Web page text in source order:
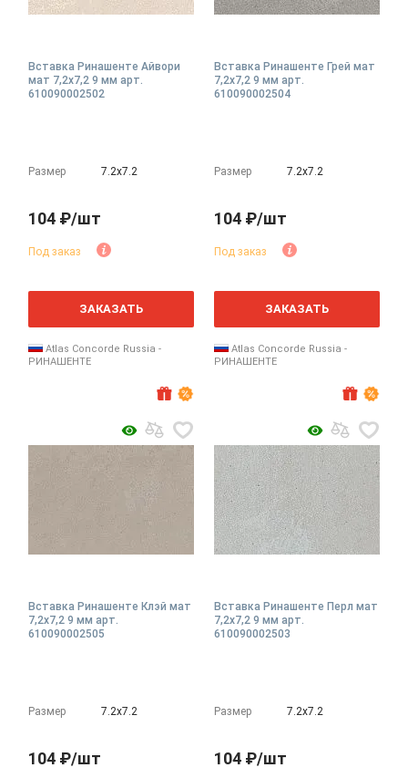
Вставка Ринашенте Айвори
мат 7,2x7,2 9 мм арт.
610090002502
Размер 7.2х7.2
104 ₽/шт
Под заказ
ЗАКАЗАТЬ
Atlas Concorde Russia -
РИНАШЕНТЕ
Вставка Ринашенте Грей мат
7,2x7,2 9 мм арт.
610090002504
Размер 7.2х7.2
104 ₽/шт
Под заказ
ЗАКАЗАТЬ
Atlas Concorde Russia -
РИНАШЕНТЕ
Вставка Ринашенте Клэй мат
7,2x7,2 9 мм арт.
610090002505
Размер 7.2х7.2
104 ₽/шт
Вставка Ринашенте Перл мат
7,2x7,2 9 мм арт.
610090002503
Размер 7.2х7.2
104 ₽/шт